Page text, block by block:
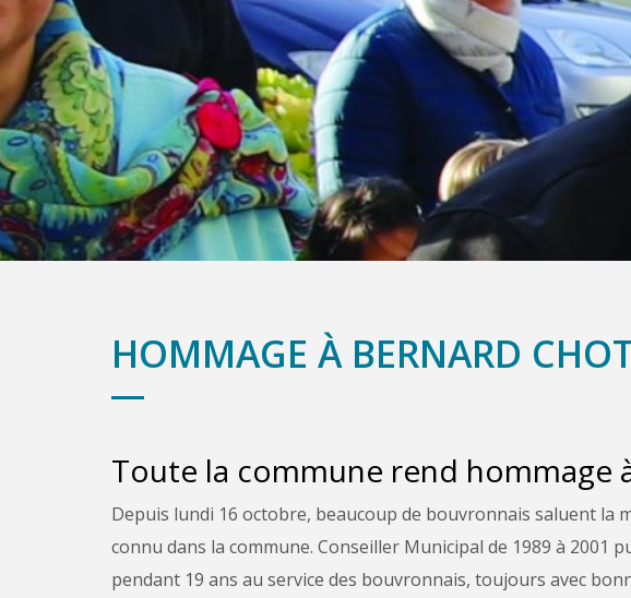
HOMMAGE À BERNARD
Toute la commune rend hommage
Depuis lundi 16 octobre, beaucoup de bouvronnais saluent la
connu dans la commune. Conseiller Municipal de 1989 à 2001
pendant 19 ans au service des bouvronnais, toujours avec